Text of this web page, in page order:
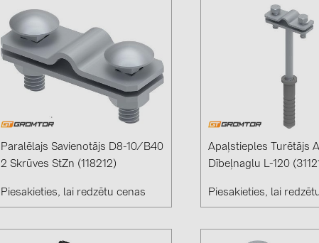
SMA
Solis
Paralēlajs Savienotājs D8-10/b40
2 Skrūves StZn (118212)
Piesakieties, lai redzētu cenas
Apaļstieples Turētājs
Dībeļnaglu L-120
Piesakieties, lai